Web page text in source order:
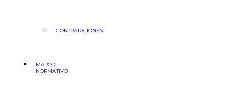
CONTRATACIONES
MARCO
NORMATIVO